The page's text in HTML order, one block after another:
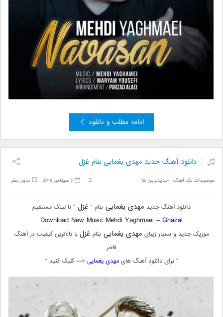
ادامه مطلب و دانلود
دانلود آهنگ جدید مهدی یغمایی بنام غزل
موضوعات:تک آهنگ ,جدیدترین ها بدون نظر 5 سپتامبر 2018
دانلود آهنگ جدید مهدی یغمایی بنام “ غزل ” با لینک مستقیم
Download New Music Mehdi Yaghmaei –Ghazal
موزیک جدید و بسیار زیبای مهدی یغماییبنام غزلبا بالاترین کیفیت در آهنگ
فاخر
” برای دانلود آهنگ هایمهدی یغمایی <— کلیک کنید “